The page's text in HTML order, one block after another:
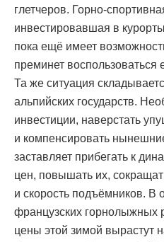
глетчеров. Горно-
инвестировавшая в
пока ещё имеет
преминет воспользоваться
Та же ситуация
альпийских государств.
инвестиции, наверстать
и компенсировать
заставляет прибегать к
цен, повышать их,
и скорость подъёмников. В
французских горнолыжных
цены этой зимой вырастут